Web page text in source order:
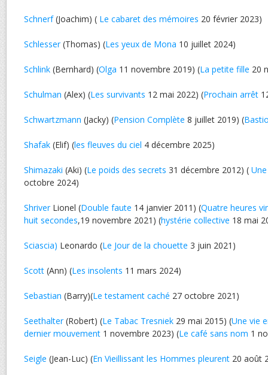
Schnerf(Joachim) ( Le cabaret des mémoires 20 février 2023)
Schlesser(Thomas) (Les yeux de Mona 10 juillet 2024)
Schlink (Bernhard) (Olga 11 novembre 2019) (La petite fille 20
Schulman (Alex) (Les survivants 12 mai 2022) (Prochain arrêt
Schwartzmann (Jacky) (Pension Complète 8 juillet 2019) (
Shafak (Elif) (les fleuves du ciel 4 décembre 2025)
Shimazaki (Aki) (Le poids des secrets 31 décembre 2012) (
octobre 2024)
ShriverLionel (Double faute 14 janvier 2011) (Quatre heures
huit secondes,19 novembre 2021) (hystérie collective 18 mai
Sciascia) Leonardo (Le Jour de la chouette 3 juin 2021)
Scott (Ann) (Les insolents 11 mars 2024)
Sebastian (Barry)(Le testament caché 27 octobre 2021)
Seethalter(Robert) (Le Tabac Tresniek 29 mai 2015) (Une vie
dernier mouvement 1 novembre 2023) (Le café sans nom 1
Seigle (Jean-Luc) (En Vieillissant les Hommes pleurent 20 août